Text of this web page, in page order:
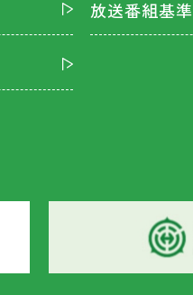
放送番組基準